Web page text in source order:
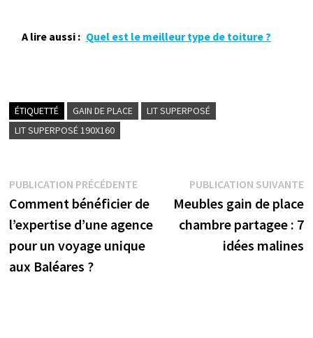
A lire aussi : Quel est le meilleur type de toiture ?
ÉTIQUETTÉ GAIN DE PLACE
LIT SUPERPOSÉ
LIT SUPERPOSÉ 190X160
Navigation
de
l’article
PUBLICATION PRÉCÉDENTEPublication
précédente :
Comment bénéficier de
l’expertise d’une agence
pour un voyage unique
aux Baléares ?
PUBLICATION SUIVANTE
Meubles gain de place
chambre partagee : 7
idées malines